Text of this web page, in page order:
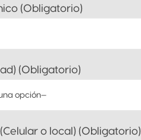
(Obligatorio)
(Obligatorio)
o local) (Obligatorio)